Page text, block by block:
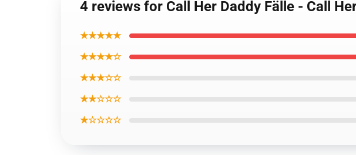
4 reviews for Call Her Daddy Fälle - Call
★★★★★
★★★★☆
★★★☆☆
★★☆☆☆
★☆☆☆☆